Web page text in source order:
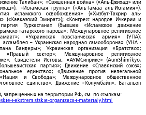
Талибан»; «Священная война» («Аль-Джихад» или
«Исламская группа» («Аль-Гамаа аль-Исламия»);
исламского освобождения» («Хизбут-Тахрир аль-
(«Кавказский Эмират»); «Конгресс народов Ичкерии и
партия Туркестана» (бывшее «Исламское движение
татарского народа»; Международное религиозное
«Украинская повстанческая армия» (УПА);
ассамблея – Украинская народная самооборона» (УНА -
Бандеры»; Украинская организация «Братство»;
«Правый сектор»; Международное религиозное
Свидетели Иеговы; «АУМСинрике» (AumShinrikyo,
партия»; Движение «Славянский союз»;
единство»; «Движение против нелегальной
и Свобода»; Международное общественное
единство»; Движение «Колумбайн»; Батальон
запрещенных на территории РФ, см. по ссылкам:
i-ekstremistskie-organizacii-i-materialy.html